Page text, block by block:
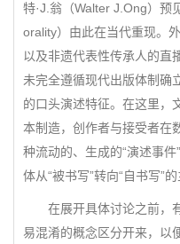
特·J.翁（Walter J.Ong）预
orality）由此在当代重现。
以及非遗代表性传承人的直
未完全遵循现代出版体制确
的口头演述特征。在这里，
本制造，创作者与接受者在
种流动的、生成的“演述事
体从“被书写”转向“自书写”的
在展开具体讨论之前，有
易混淆的概念区分开来，以